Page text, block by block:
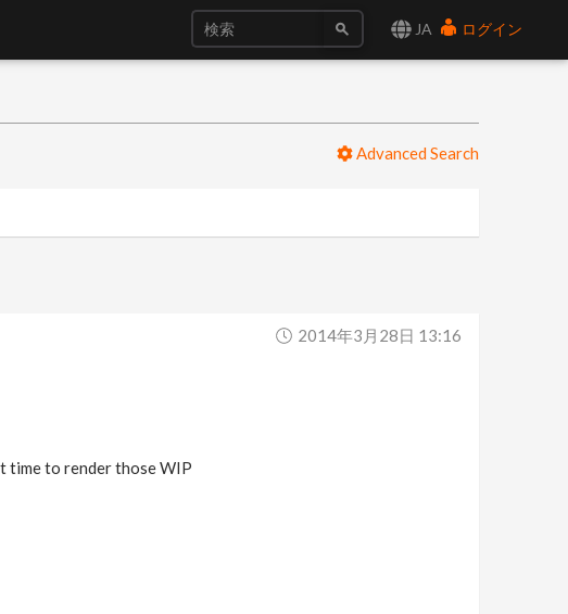
JA ログイン
Advanced Search
2014年3月28日 13:16
time to render those WIP